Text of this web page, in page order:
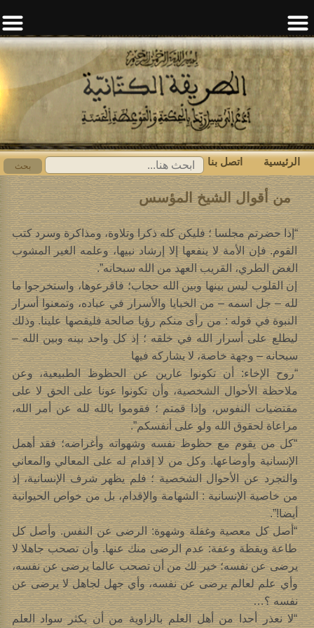
ابحث
عن:
بحث الرئيسية اتصل بنا
من أقوال الشيخ المؤسس
“إذا حضرتم مجلسا ؛ فليكن كله ذكرا وتلاوة، ومذاكرة وسرد كتب
القوم. فإن الأمة لا ينفعها إلا إرشاد نبيها، وعلمه الغير المشوب
الغض الطري، القريب العهد من الله سبحانه”.
إن القلوب ليس بينها وبين الله حجاب؛ فاقرعوها، واستخرجوا ما
لله – جل اسمه – من الخبايا والأسرار في عباده، وتمعنوا أسرار
النبوة في قوله : من رأى منكم رؤيا صالحة فليقصها علينا. وذلك
ليطلع على أسرار الله في خلقه ؛ إذ كل واحد بينه وبين الله –
سبحانه – وجهة خاصة، لا يشاركه فيها
“روح الإخاء: أن تكونوا عارين عن الحظوظ الطبيعية، وعن
ملاحظة الأحوال الشخصية، وأن تكونوا عونا على الحق لا على
مقتضيات النفوس، وإذا قمتم ؛ فقوموا بالله لله عن أمر الله،
مراعاة لحقوق الله ولو على أنفسكم”.
“كل من يقوم مع حظوظ نفسه وشهواته وأغراضه؛ فقد أهمل
الإنسانية وأوضاعها. وكل من لا إقدام له على المعالي والمعاني
والتجرد عن الأحوال الشخصية ؛ فلم يظهر شرف الإنسانية، إذ
من خاصية الإنسانية : الشهامة والإقدام، بل من خواص الحيوانية
أيضا!”.
“أصل كل معصية وغفلة وشهوة: الرضى عن النفس. وأصل كل
طاعة ويقظة وعفة: عدم الرضى منك عنها. وأن تصحب جاهلا لا
يرضى عن نفسه؛ خير لك من أن تصحب عالما يرضى عن نفسه،
وأي علم لعالم يرضى عن نفسه، وأي جهل لجاهل لا يرضى عن
نفسه ؟…
“لا نعذر أحدا من أهل العلم بالزاوية من أن يكثر سواد العلم